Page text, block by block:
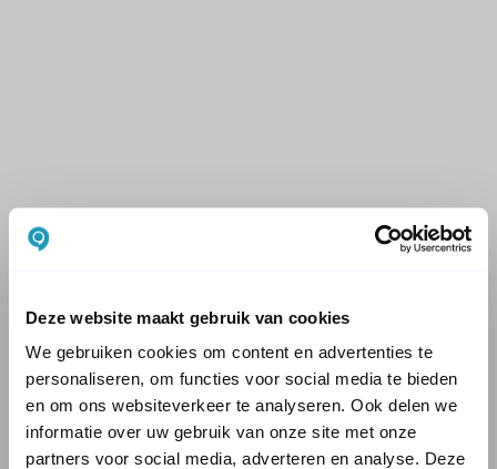
Deze website maakt gebruik van cookies
We gebruiken cookies om content en advertenties te
personaliseren, om functies voor social media te bieden
en om ons websiteverkeer te analyseren. Ook delen we
informatie over uw gebruik van onze site met onze
partners voor social media, adverteren en analyse. Deze